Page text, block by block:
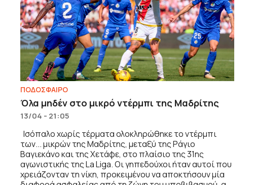
ΠΟΔΟΣΦΑΙΡΟ
Όλα μηδέν στο μικρό ντέρμπι της Μαδρίτης
13/04 - 21:05
Ισόπαλο χωρίς τέρματα ολοκληρώθηκε το ντέρμπι
των... μικρών της Μαδρίτης, μεταξύ της Ράγιο
Βαγιεκάνο και της Χετάφε, στο πλαίσιο της 31ης
αγωνιστικής της La Liga. Οι γηπεδούχοι ήταν αυτοί που
χρειάζονταν τη νίκη, προκειμένου να αποκτήσουν μία